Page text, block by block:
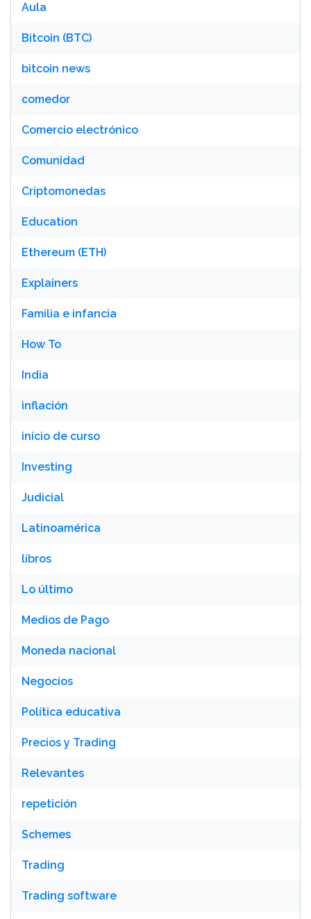
Aula
Bitcoin (BTC)
bitcoin news
comedor
Comercio electrónico
Comunidad
Criptomonedas
Education
Ethereum (ETH)
Explainers
Familia e infancia
How To
India
inflación
inicio de curso
Investing
Judicial
Latinoamérica
libros
Lo último
Medios de Pago
Moneda nacional
Negocios
Política educativa
Precios y Trading
Relevantes
repetición
Schemes
Trading
Trading software